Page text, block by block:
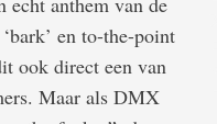
en to-the-point
ook direct een van
Maar als DMX